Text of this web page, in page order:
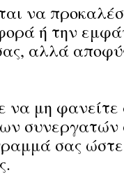
να
ή την
αλλά
μη φανείτε
συνεργατών
σας